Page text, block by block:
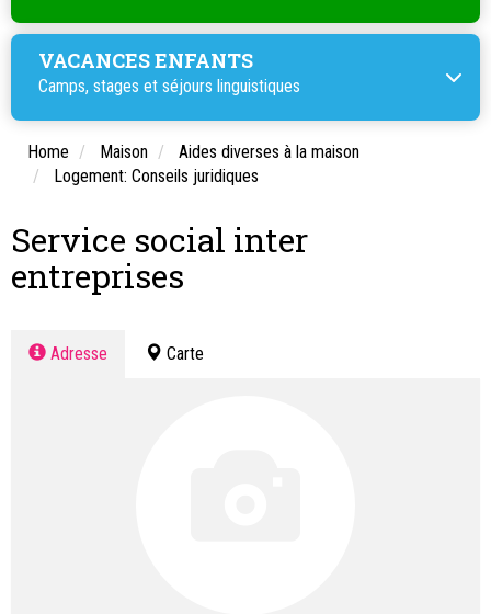
VACANCES ENFANTS
Camps, stages et séjours linguistiques
Home Maison
Aides diverses à la maison
Logement: Conseils juridiques
Service social inter
entreprises
Adresse Carte